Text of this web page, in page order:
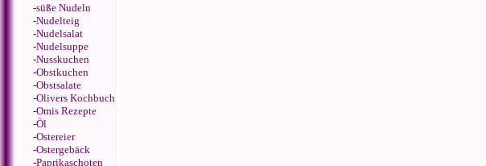
-süße Nudeln
-Nudelteig
-Nudelsalat
-Nudelsuppe
-Nusskuchen
-Obstkuchen
-Obstsalate
-Olivers Kochbuch
-Omis Rezepte
-Öl
-Ostereier
-Ostergebäck
-Paprikaschoten